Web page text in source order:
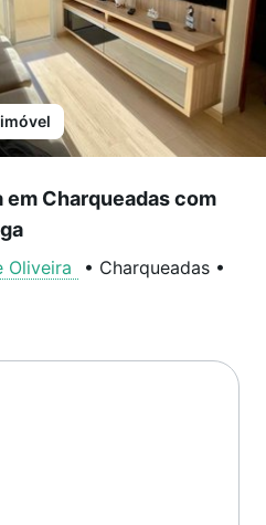
Charqueadas com
Oliveira • Charqueadas •